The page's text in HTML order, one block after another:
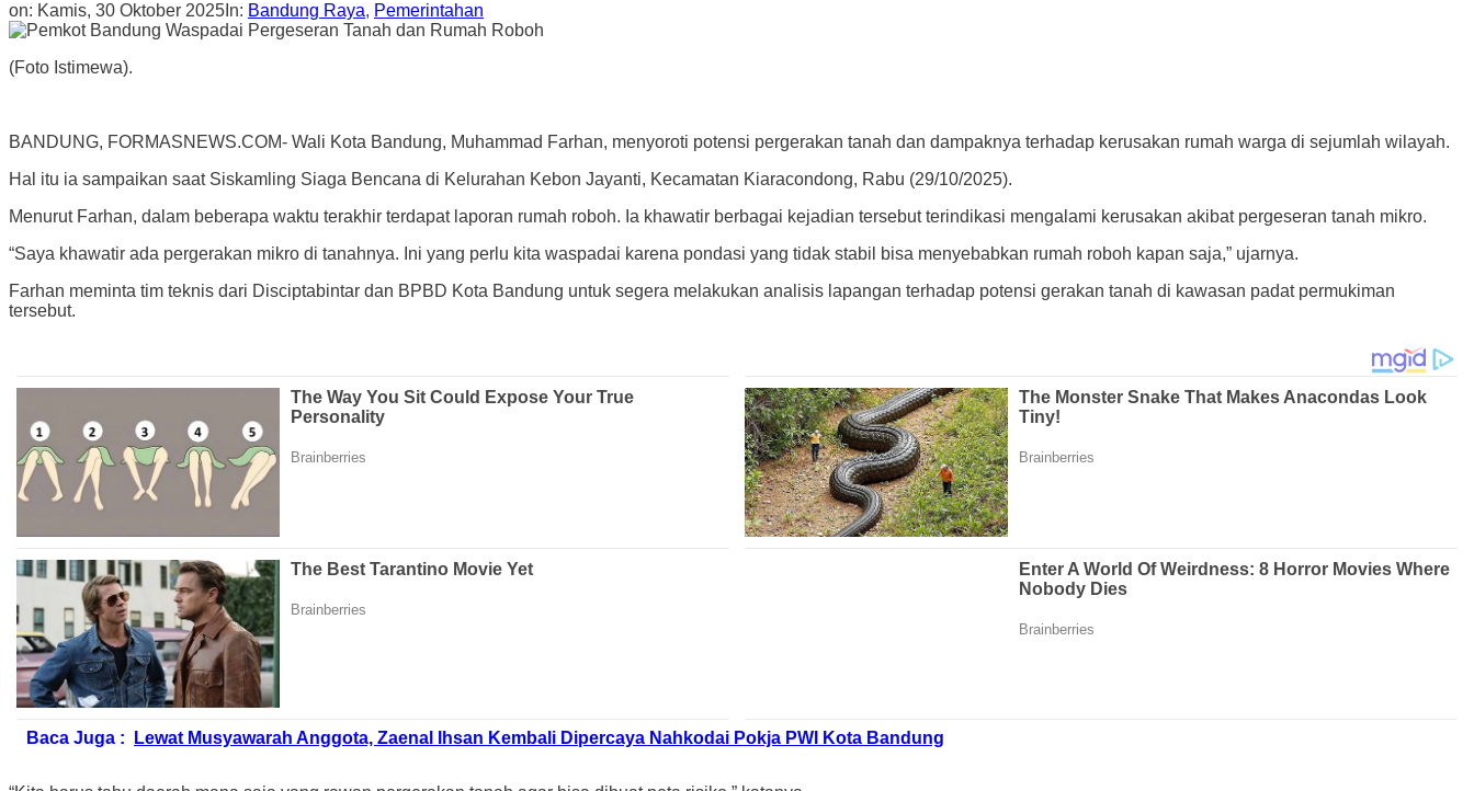
on: Kamis, 30 Oktober 2025 In: Bandung Raya, Pemerintahan
(Foto Istimewa).
BANDUNG, FORMASNEWS.COM- Wali Kota Bandung, Muhammad Farhan, menyoroti potensi pergerakan tanah dan dampaknya terhadap kerusakan rumah warga di sejumlah wilayah.
Hal itu ia sampaikan saat Siskamling Siaga Bencana di Kelurahan Kebon Jayanti, Kecamatan Kiaracondong, Rabu (29/10/2025).
Menurut Farhan, dalam beberapa waktu terakhir terdapat laporan rumah roboh. Ia khawatir berbagai kejadian tersebut terindikasi mengalami kerusakan akibat pergeseran tanah mikro.
“Saya khawatir ada pergerakan mikro di tanahnya. Ini yang perlu kita waspadai karena pondasi yang tidak stabil bisa menyebabkan rumah roboh kapan saja,” ujarnya.
Farhan meminta tim teknis dari Disciptabintar dan BPBD Kota Bandung untuk segera melakukan analisis lapangan terhadap potensi gerakan tanah di kawasan padat permukiman
tersebut.
Baca Juga : Lewat Musyawarah Anggota, Zaenal Ihsan Kembali Dipercaya Nahkodai Pokja PWI Kota Bandung